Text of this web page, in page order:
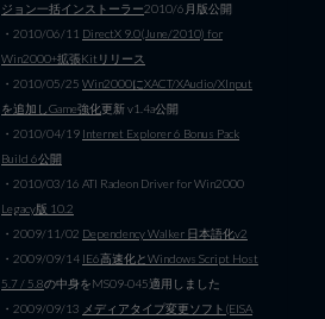
ジョン一括インストーラー2010/6月版公開
・2010/06/11 DirectX 9.0(June/2010) for
Win2000+拡張Kitリリース
・2010/05/25 Win2000にXACT/XAudio/XInput
を追加しGame強化更新 v1.4a公開
・2010/04/19 Internet Explorer 6 Bonus Pack
Build 6公開
・2010/03/16 ATI Radeon Driver for Win2000
Legacy版 10.2
・2009/11/02 Dependency Walker 日本語化v2
・2009/09/14 IE6高速化とWindows Script Host
5.7 / 5.8の中身をMS09-045適用しました
・2009/09/13 メディアタイプ変更ソフト(EISA